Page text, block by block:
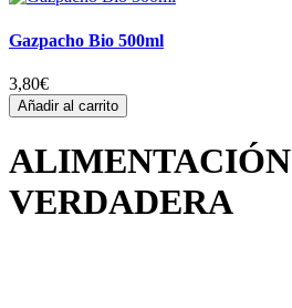
Gazpacho Bio 500ml
3,80€
Añadir al carrito
ALIMENTACIÓN
VERDADERA